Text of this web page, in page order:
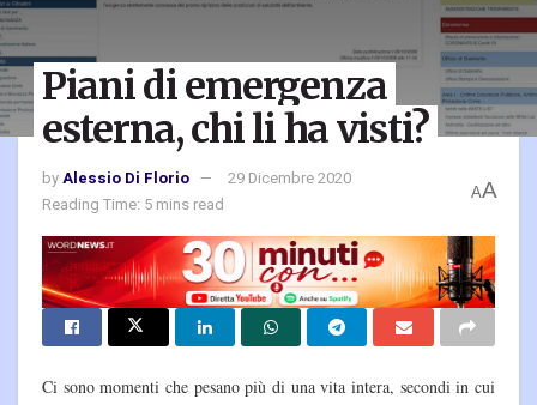
Piani di emergenza
esterna, chi li ha visti?
byAlessio Di Florio
29 Dicembre 2020
Reading Time: 5 mins read
AA
Ci sono momenti che pesano più di una vita intera, secondi in cui